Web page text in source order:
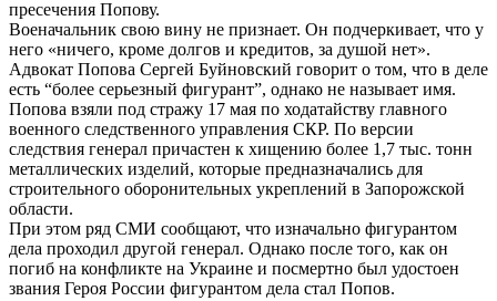
пресечения Попову.
Военачальник свою вину не признает. Он подчеркивает, что у
него «ничего, кроме долгов и кредитов, за душой нет».
Адвокат Попова Сергей Буйновский говорит о том, что в деле
есть “более серьезный фигурант”, однако не называет имя.
Попова взяли под стражу 17 мая по ходатайству главного
военного следственного управления СКР. По версии
следствия генерал причастен к хищению более 1,7 тыс. тонн
металлических изделий, которые предназначались для
строительного оборонительных укреплений в Запорожской
области.
При этом ряд СМИ сообщают, что изначально фигурантом
дела проходил другой генерал. Однако после того, как он
погиб на конфликте на Украине и посмертно был удостоен
звания Героя России фигурантом дела стал Попов.